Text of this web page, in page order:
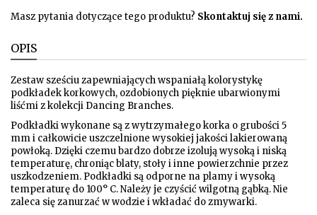
Masz pytania dotyczące tego produktu? Skontaktuj się z nami.
OPIS
Zestaw sześciu zapewniających wspaniałą kolorystykę
podkładek korkowych, ozdobionych pięknie ubarwionymi
liśćmi z kolekcji Dancing Branches.
Podkładki wykonane są z wytrzymałego korka o grubości 5
mm i całkowicie uszczelnione wysokiej jakości lakierowaną
powłoką. Dzięki czemu bardzo dobrze izolują wysoką i niską
temperaturę, chroniąc blaty, stoły i inne powierzchnie przez
uszkodzeniem. Podkładki są odporne na plamy i wysoką
temperaturę do 100° C. Należy je czyścić wilgotną gąbką. Nie
zaleca się zanurzać w wodzie i wkładać do zmywarki.